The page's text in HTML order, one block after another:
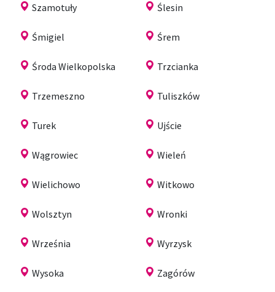
Szamotuły Ślesin
Śmigiel Śrem
Środa Wielkopolska Trzcianka
Trzemeszno Tuliszków
Turek Ujście
Wągrowiec Wieleń
Wielichowo Witkowo
Wolsztyn Wronki
Września Wyrzysk
Wysoka Zagórów